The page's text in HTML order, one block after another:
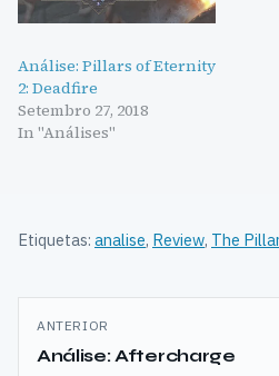
Análise: Pillars of Eternity
2: Deadfire
Setembro 27, 2018
In "Análises"
Etiquetas: analise, Review, The
Navegação
de
ANTERIOR
Análise: Aftercharge